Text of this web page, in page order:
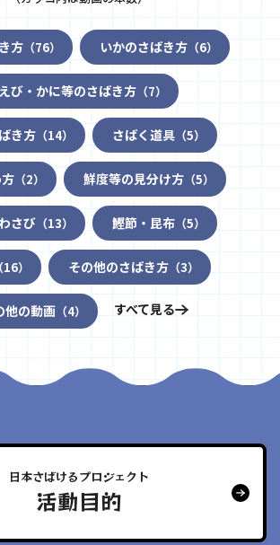
方（76） いかのさばき方（6）
えび・かに等のさばき方 （7）
き方（14） さばく道具（5）
（2） 鮮度等の見分け方（5）
さび（13） 鰹節・昆布（5）
） その他のさばき方（3）
他の動画 （4） すべて見る
日本さばけるプロジェクト
活動目的